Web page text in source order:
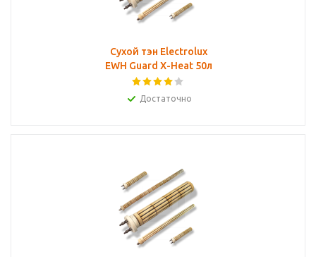
Сухой тэн Electrolux
EWH Guard X-Heat 50л
Достаточно